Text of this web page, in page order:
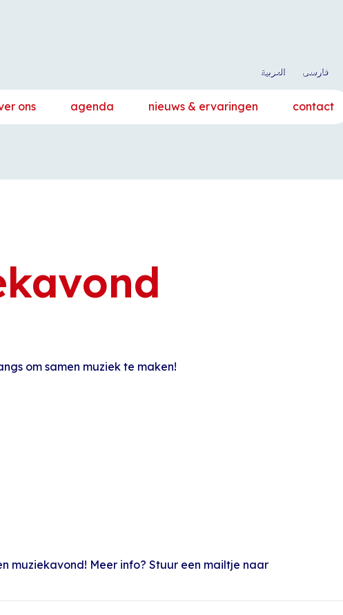
العربية فارسی
ons agenda nieuws & ervaringen contact
om samen muziek te maken!
muziekavond! Meer info? Stuur een mailtje naar